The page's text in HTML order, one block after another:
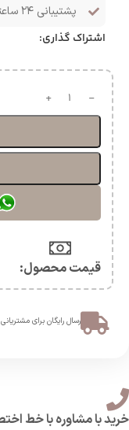
پشتیبانی ۲۴ ساعته
اشتراک گذاری:
قیمت محصول:​
ارسال رایگان برای
خرید با مشاوره با خط اختصاصی